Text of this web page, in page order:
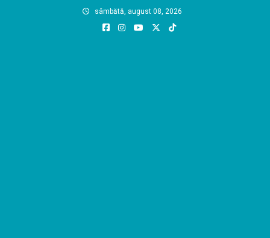
sâmbătă, august 08, 2026